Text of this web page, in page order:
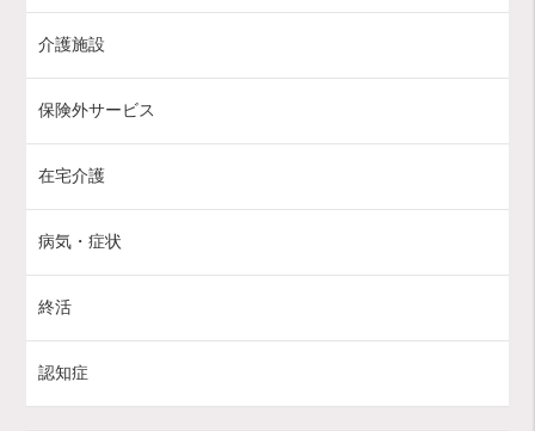
介護施設
保険外サービス
在宅介護
病気・症状
終活
認知症